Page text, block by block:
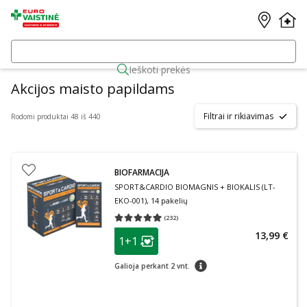
Ieškoti prekės
Akcijos maisto papildams
Rodomi produktai 48 iš 440 Filtrai ir rikiavimas
BIOFARMACIJA
SPORT&CARDIO BIOMAGNIS + BIOKALIS (LT-
EKO-001), 14 pakelių
(232)
Vidutinis įvertinimas 4.93
patarimas
Lojalumo klubo narių nuolaida
1+1
Galioja perkant 2 vnt. patarimas
13,99 €